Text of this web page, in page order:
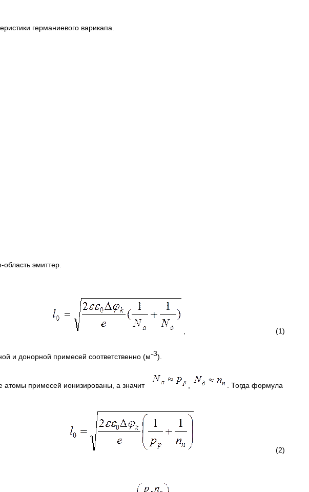
германиевого варикапа.
эмиттер.
, (1)
и донорной примесей соответственно (м-3).
атомы примесей ионизированы, а значит
. Тогда формула
(2)